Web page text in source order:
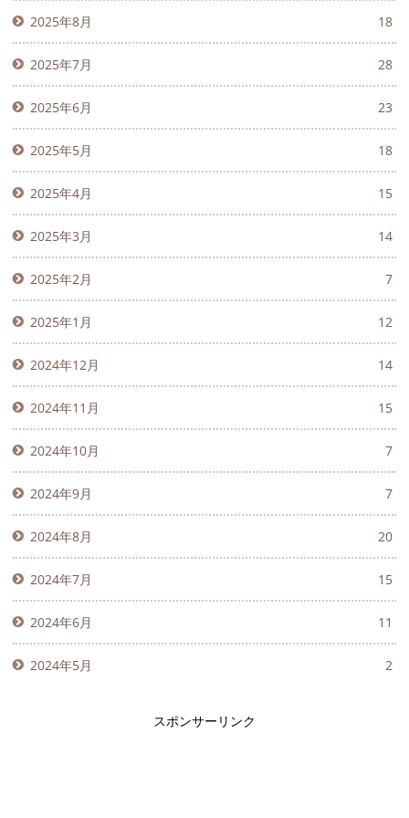
2025年8月 18
2025年7月 28
2025年6月 23
2025年5月 18
2025年4月 15
2025年3月 14
2025年2月 7
2025年1月 12
2024年12月 14
2024年11月 15
2024年10月 7
2024年9月 7
2024年8月 20
2024年7月 15
2024年6月 11
2024年5月 2
スポンサーリンク